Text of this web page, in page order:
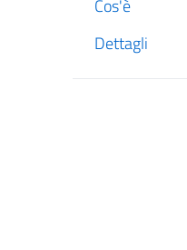
Cos'è
Dettagli